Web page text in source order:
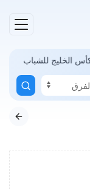
الخليج للشباب